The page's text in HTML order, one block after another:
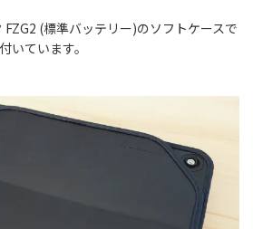
FZG2 (標準バッテリー)のソフトケースで
いています。